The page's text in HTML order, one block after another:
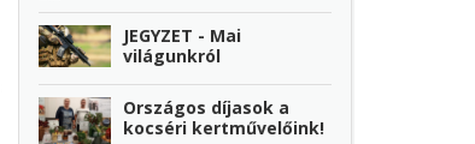
JEGYZET - Mai
világunkról
Országos díjasok a
kocséri kertművelőink!